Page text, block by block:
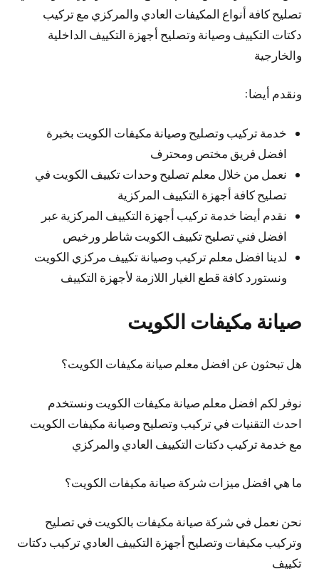
تصليح كافة أنواع المكيفات العادي والمركزي مع تركيب
دكتات التكييف وصيانة وتصليح أجهزة التكييف الداخلية
والخارجية
ونقدم أيضا:
خدمة تركيب وتصليح وصيانة مكيفات الكويت بخبرة
افضل فريق مختص ومحترف
نعمل من خلال معلم تصليح وحدات تكييف الكويت في
تصليح كافة أجهزة التكييف المركزية
نقدم أيضا خدمة تركيب أجهزة التكييف المركزية عبر
افضل فني تصليح تكييف الكويت شاطر ورخيص
لدينا افضل معلم تركيب وصيانة تكييف مركزي الكويت
ونستورد كافة قطع الغيار اللازمة لأجهزة التكييف
صيانة مكيفات الكويت
هل تبحثون عن افضل معلم صيانة مكيفات الكويت؟
نوفر لكم افضل معلم صيانة مكيفات الكويت ونستخدم
احدث التقنيات في تركيب وتصليح وصيانة مكيفات الكويت
مع خدمة تركيب دكتات التكييف العادي والمركزي
ما هي افضل ميزات شركة صيانة مكيفات الكويت؟
نحن نعمل في شركة صيانة مكيفات بالكويت في تصليح
وتركيب مكيفات وتصليح أجهزة التكييف العادي تركيب دكتات
تكييف